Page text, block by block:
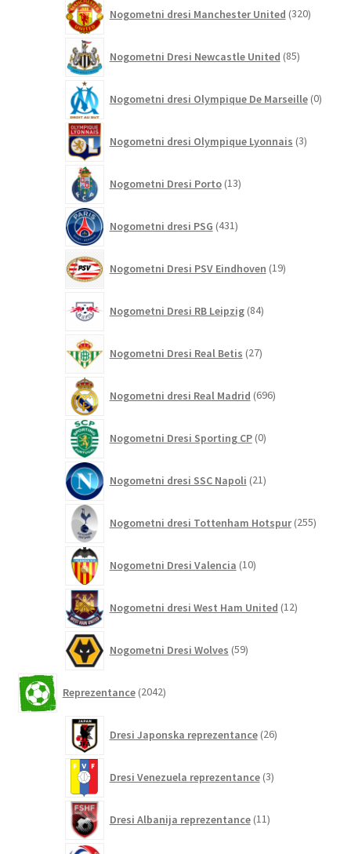
Nogometni dresi Manchester United 320izdelkov
Nogometni Dresi Newcastle United 85izdelkov
Nogometni dresi Olympique De Marseille 0
Nogometni dresi Olympique Lyonnais 3izdelki
Nogometni Dresi Porto 13izdelkov
Nogometni dresi PSG 431izdelkov
Nogometni Dresi PSV Eindhoven 19izdelkov
Nogometni Dresi RB Leipzig 84izdelkov
Nogometni Dresi Real Betis 27izdelkov
Nogometni dresi Real Madrid 696izdelkov
Nogometni Dresi Sporting CP 0izdelkov
Nogometni dresi SSC Napoli 21izdelkov
Nogometni dresi Tottenham Hotspur 255
Nogometni Dresi Valencia 10izdelkov
Nogometni dresi West Ham United 12izdelkov
Nogometni Dresi Wolves 59izdelkov
Reprezentance 2042izdelkov
Dresi Japonska reprezentance 26izdelkov
Dresi Venezuela reprezentance 3izdelki
Dresi Albanija reprezentance 11izdelkov